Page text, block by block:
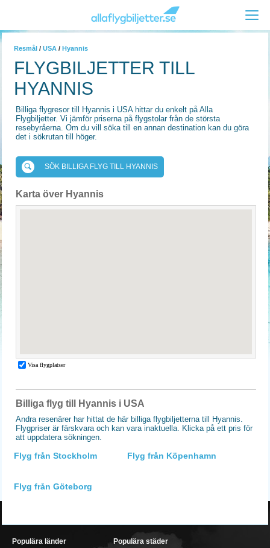
Resmål / USA / Hyannis
FLYGBILJETTER TILL
HYANNIS
Billiga flygresor till Hyannis i USA hittar du enkelt på Alla
Flygbiljetter. Vi jämför priserna på flygstolar från de största
resebyråerna. Om du vill söka till en annan destination kan du göra
det i sökrutan till höger.
SÖK BILLIGA FLYG TILL HYANNIS
Karta över Hyannis
Billiga flyg till Hyannis i USA
Andra resenärer har hittat de här billiga flygbiljetterna till Hyannis.
Flygpriser är färskvara och kan vara inaktuella. Klicka på ett pris för
att uppdatera sökningen.
Flyg från Stockholm Flyg från Köpenhamn
Flyg från Göteborg
Populära länder
Populära städer